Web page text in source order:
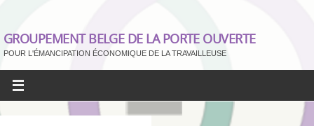
GROUPEMENT BELGE DE LA PORTE OUVERTE
POUR L'ÉMANCIPATION ÉCONOMIQUE DE LA TRAVAILLEUSE